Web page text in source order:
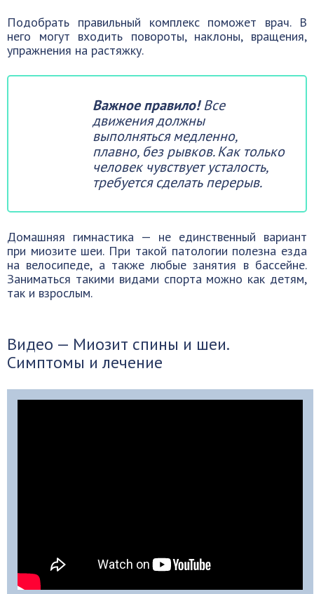
Подобрать правильный комплекс поможет врач. В
него могут входить повороты, наклоны, вращения,
упражнения на растяжку.
Важное правило!Все
движения должны
выполняться медленно,
плавно, без рывков. Как только
человек чувствует усталость,
требуется сделать перерыв.
Домашняя гимнастика — не единственный вариант
при миозите шеи. При такой патологии полезна езда
на велосипеде, а также любые занятия в бассейне.
Заниматься такими видами спорта можно как детям,
так и взрослым.
Видео — Миозит спины и шеи.
Симптомы и лечение